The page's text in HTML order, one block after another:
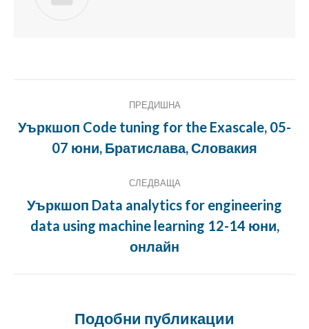
Навигация
ПРЕДИШНА
Предишна
публикация:
Уъркшоп Code tuning for the Exascale, 05-
07 юни, Братислава, Словакия
СЛЕДВАЩА
Следващата
публикация:
Уъркшоп Data analytics for engineering
data using machine learning 12-14 юни,
онлайн
Подобни публикации